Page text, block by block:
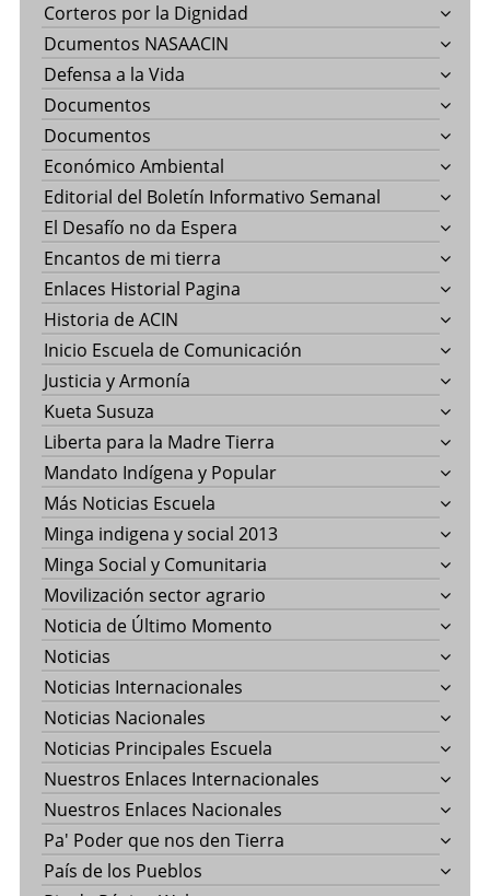
Corteros por la Dignidad
Dcumentos NASAACIN
Defensa a la Vida
Documentos
Documentos
Económico Ambiental
Editorial del Boletín Informativo Semanal
El Desafío no da Espera
Encantos de mi tierra
Enlaces Historial Pagina
Historia de ACIN
Inicio Escuela de Comunicación
Justicia y Armonía
Kueta Susuza
Liberta para la Madre Tierra
Mandato Indígena y Popular
Más Noticias Escuela
Minga indigena y social 2013
Minga Social y Comunitaria
Movilización sector agrario
Noticia de Último Momento
Noticias
Noticias Internacionales
Noticias Nacionales
Noticias Principales Escuela
Nuestros Enlaces Internacionales
Nuestros Enlaces Nacionales
Pa' Poder que nos den Tierra
País de los Pueblos